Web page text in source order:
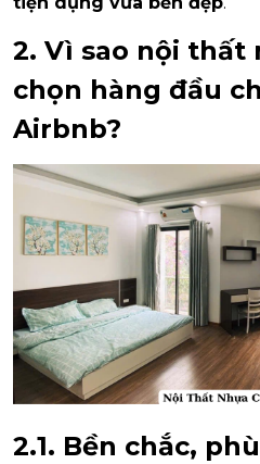
2. Vì sao nội thất
chọn hàng đầu
Airbnb?
2.1. Bền chắc,